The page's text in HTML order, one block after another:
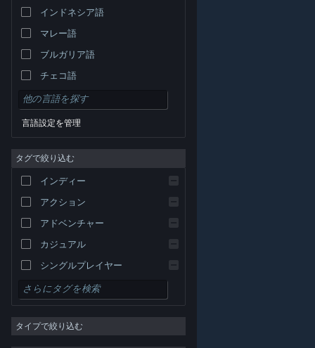
国およびその他の国の各社が所有します。プライバシー
ポリシー|リーガル|アクセシビリティ|Steam 利
用規約|返金| Cookie
インドネシア語
マレー語
ブルガリア語
チェコ語
デンマーク語
ドイツ語
英語
スペイン語 - スペイン
スペイン語－ラテンアメリカ
ギリシャ語
言語設定を管理
タグで絞り込む
インディー
アクション
アドベンチャー
カジュアル
シングルプレイヤー
シミュレーション
RPG
ストラテジー
タイプで絞り込む